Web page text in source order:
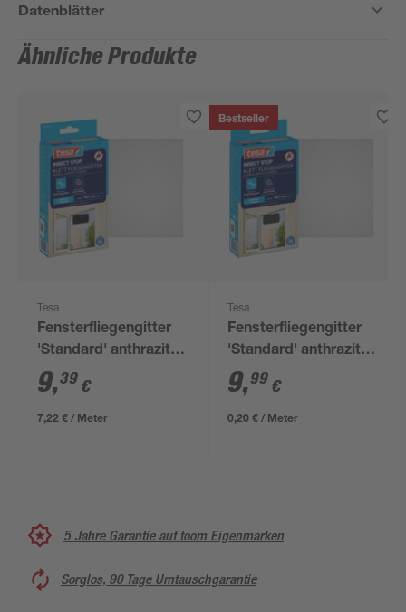
Datenblätter
Ähnliche Produkte
Tesa
Fensterfliegengitter
'Standard' anthrazit
110 x 130 cm
9,39 €
7,22 € / Meter
Bestseller
Tesa
Fensterfliegengitter
'Standard' anthrazit
130 x 150 cm
9,99 €
0,20 € / Meter
5 Jahre Garantie auf toom Eigenmarken
Sorglos, 90 Tage Umtauschgarantie